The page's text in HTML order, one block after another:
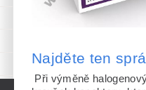
Najděte ten
Při výměně